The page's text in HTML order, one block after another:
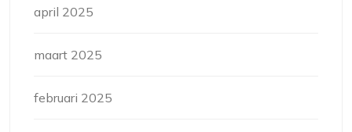
april 2025
maart 2025
februari 2025